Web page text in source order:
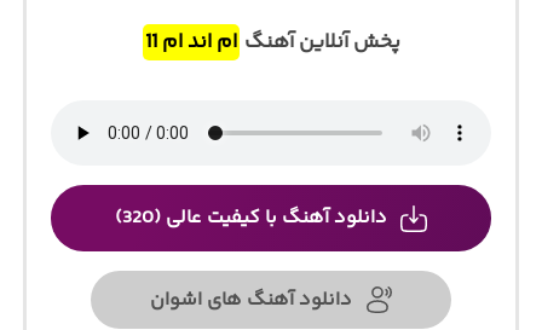
پخش آنلاین آهنگ ام اند ام 11
دانلود آهنگ با کیفیت عالی (320)
دانلود آهنگ های اشوان